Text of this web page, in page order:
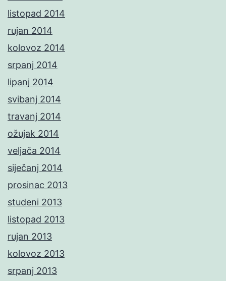
listopad 2014
rujan 2014
kolovoz 2014
srpanj 2014
lipanj 2014
svibanj 2014
travanj 2014
ožujak 2014
veljača 2014
siječanj 2014
prosinac 2013
studeni 2013
listopad 2013
rujan 2013
kolovoz 2013
srpanj 2013